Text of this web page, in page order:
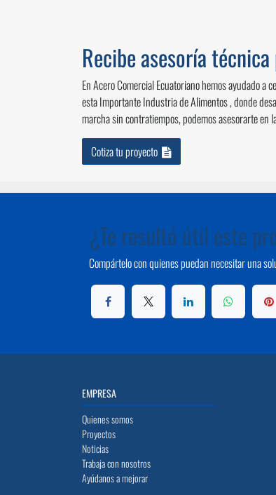
Recibe asesoría
En Acero Comercial Ecuatoriano hemos ayudado
esta Importante Industria de Alimentos , donde
marcha sin contratiempos, podemos asesorarte en
Cotiza tu proyecto
¿Te resultó útil este
Compártelo con quienes puedan necesitar una
EMPRESA
Quienes somos
Proyectos
Noticias
Trabaja con nosotros
Ayúdanos a mejorar